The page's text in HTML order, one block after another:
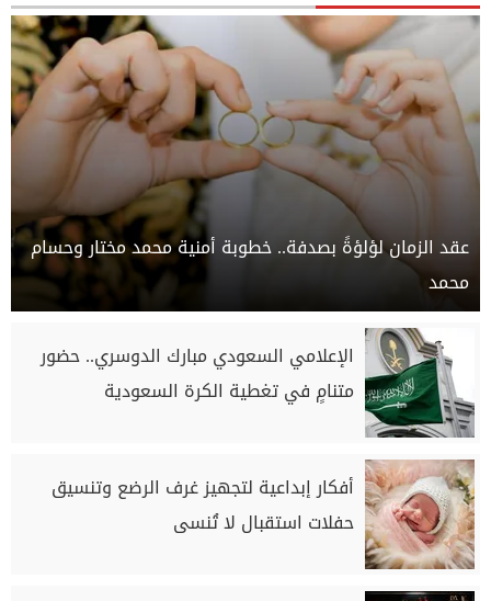
عقد الزمان لؤلؤةً بصدفة.. خطوبة أمنية محمد مختار وحسام
محمد
الإعلامي السعودي مبارك الدوسري.. حضور
متنامٍ في تغطية الكرة السعودية
أفكار إبداعية لتجهيز غرف الرضع وتنسيق
حفلات استقبال لا تُنسى